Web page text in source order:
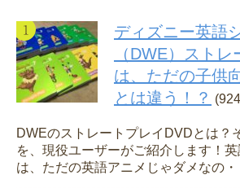
ディズニー英語
（DWE）スト
は、ただの子供
とは違う！？
DWEのストレートプレイDVDとは？
を、現役ユーザーがご紹介します！
は、ただの英語アニメじゃダメなの・